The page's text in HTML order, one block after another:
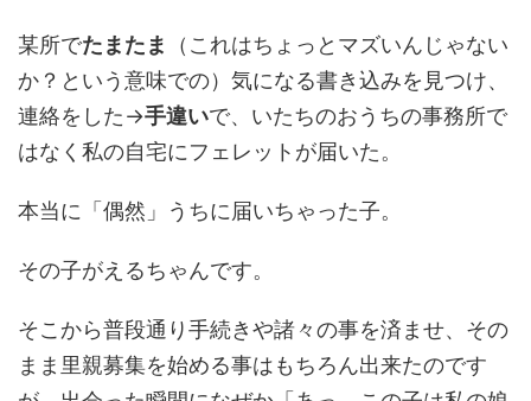
某所でたまたま
（これはちょっとマズいんじゃない
か？という意味での）気になる書き込みを見つけ、
連絡をした→手違いで、いたちのおうちの事務所で
はなく私の自宅にフェレットが届いた。
本当に「偶然」うちに届いちゃった子。
その子がえるちゃんです。
そこから普段通り手続きや諸々の事を済ませ、その
まま里親募集を始める事はもちろん出来たのです